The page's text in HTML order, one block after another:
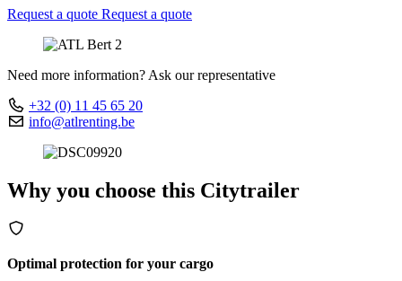
Request a quote Request a quote
Need more information? Ask our representative
+32 (0) 11 45 65 20
info@atlrenting.be
Why you choose this Citytrailer
Optimal protection for your cargo